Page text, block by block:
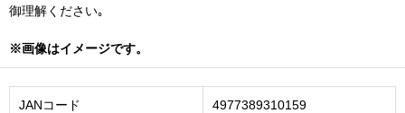
御理解ください｡
※画像はイメージです。
JANコード 4977389310159